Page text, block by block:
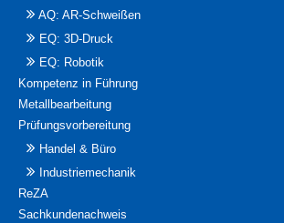
AQ: AR-Schweißen
EQ: 3D-Druck
EQ: Robotik
Kompetenz in Führung
Metallbearbeitung
Prüfungsvorbereitung
Handel & Büro
Industriemechanik
ReZA
Sachkundenachweis